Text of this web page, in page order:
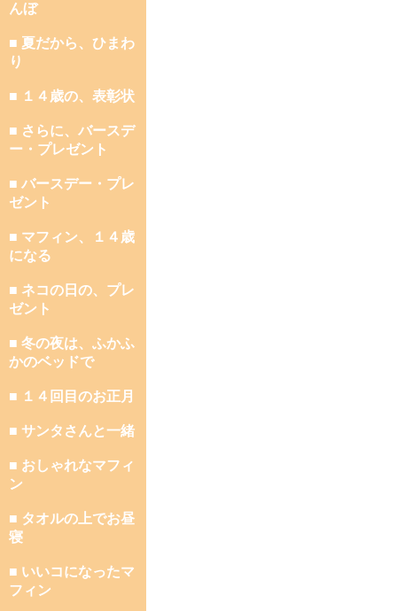
んぼ
■ 夏だから、ひまわ
り
■ １４歳の、表彰状
■ さらに、バースデ
ー・プレゼント
■ バースデー・プレ
ゼント
■ マフィン、１４歳
になる
■ ネコの日の、プレ
ゼント
■ 冬の夜は、ふかふ
かのベッドで
■ １４回目のお正月
■ サンタさんと一緒
■ おしゃれなマフィ
ン
■ タオルの上でお昼
寝
■ いいコになったマ
フィン